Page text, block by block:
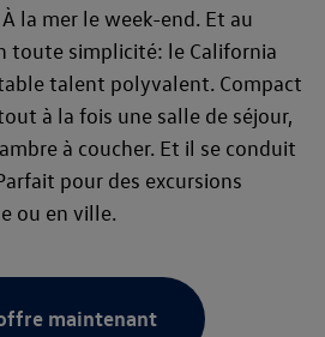
la mer le week-end. Et au
toute simplicité: le California
talent polyvalent. Compact
à la fois une salle de séjour,
à coucher. Et il se conduit
pour des excursions
ou en ville.
maintenant